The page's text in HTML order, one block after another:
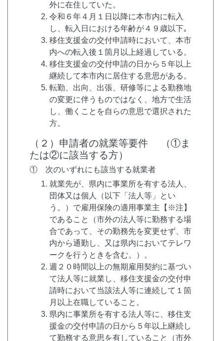
外に在住していた。
令和６年４月１日以降に本市内に転入
し、転入日における年齢が４９歳以下｡
移住支援金の交付申請時において、本市
内への転入後１箇月以上経過している。
移住支援金の交付申請の日から５年以上
継続して本市内に居住する意思がある。
転勤、出向、出張、研修等による勤務地
の変更に伴うものではなく、地方で生活
し、働くことを自らの意思で選択された
方。
（２）申請者の就業等要件 （①ま
たは②に該当する方）
① 次のいずれにも該当する就業者
就業先が、県内に事業所を有する法人、
団体又は個人（以下「法人等」とい
う。）で雇用保険の適用事業主【※注】
であること（市外の法人等に勤務する場
合であって、その勤務先を変更せず、市
内から通勤し、又は県内においてテレワ
ークを行うときを含む。）。
週２０時間以上の無期雇用契約に基づい
て法人等に就業し、移住支援金の交付申
請時において当該法人等に連続して１箇
月以上在職していること。
県内に事業所を有する法人等に、移住支
援金の交付申請の日から５年以上継続し
て勤務する意思を有していること（市外